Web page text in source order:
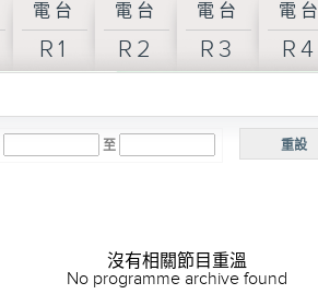
電台
R1
電台
R2
電台
R3
電台
R4
至 重設
沒有相關節目重溫
No programme archive found